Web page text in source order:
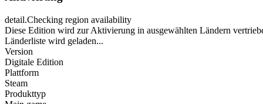
detail.Checking region availability
Diese Edition wird zur Aktivierung in ausgewählten Ländern
Länderliste wird geladen...
Version
Digitale Edition
Plattform
Steam
Produkttyp